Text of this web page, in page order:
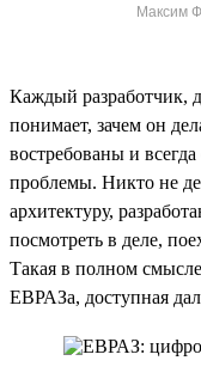
Максим
Каждый разработчик,
понимает, зачем он
востребованы и
проблемы. Никто не
архитектуру,
посмотреть в деле,
Такая в полном
ЕВРАЗа, доступная